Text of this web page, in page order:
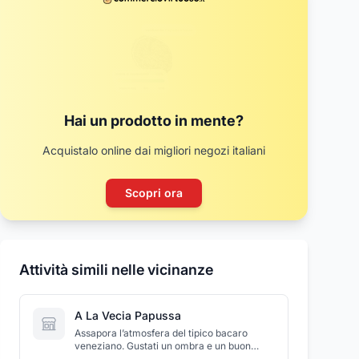
Hai un prodotto in mente?
Acquistalo online dai migliori negozi italiani
Scopri ora
Attività simili nelle vicinanze
A La Vecia Papussa
Assapora l’atmosfera del tipico bacaro
veneziano. Gustati un ombra e un buon